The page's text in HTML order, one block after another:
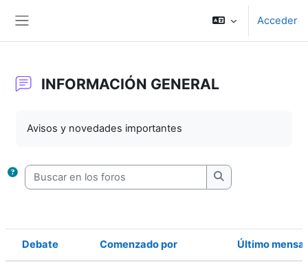
Acceder
INFORMACIÓN GENERAL
Avisos y novedades importantes
Buscar en los foros
Buscar en los
Estado
Debate Comenzado por Último